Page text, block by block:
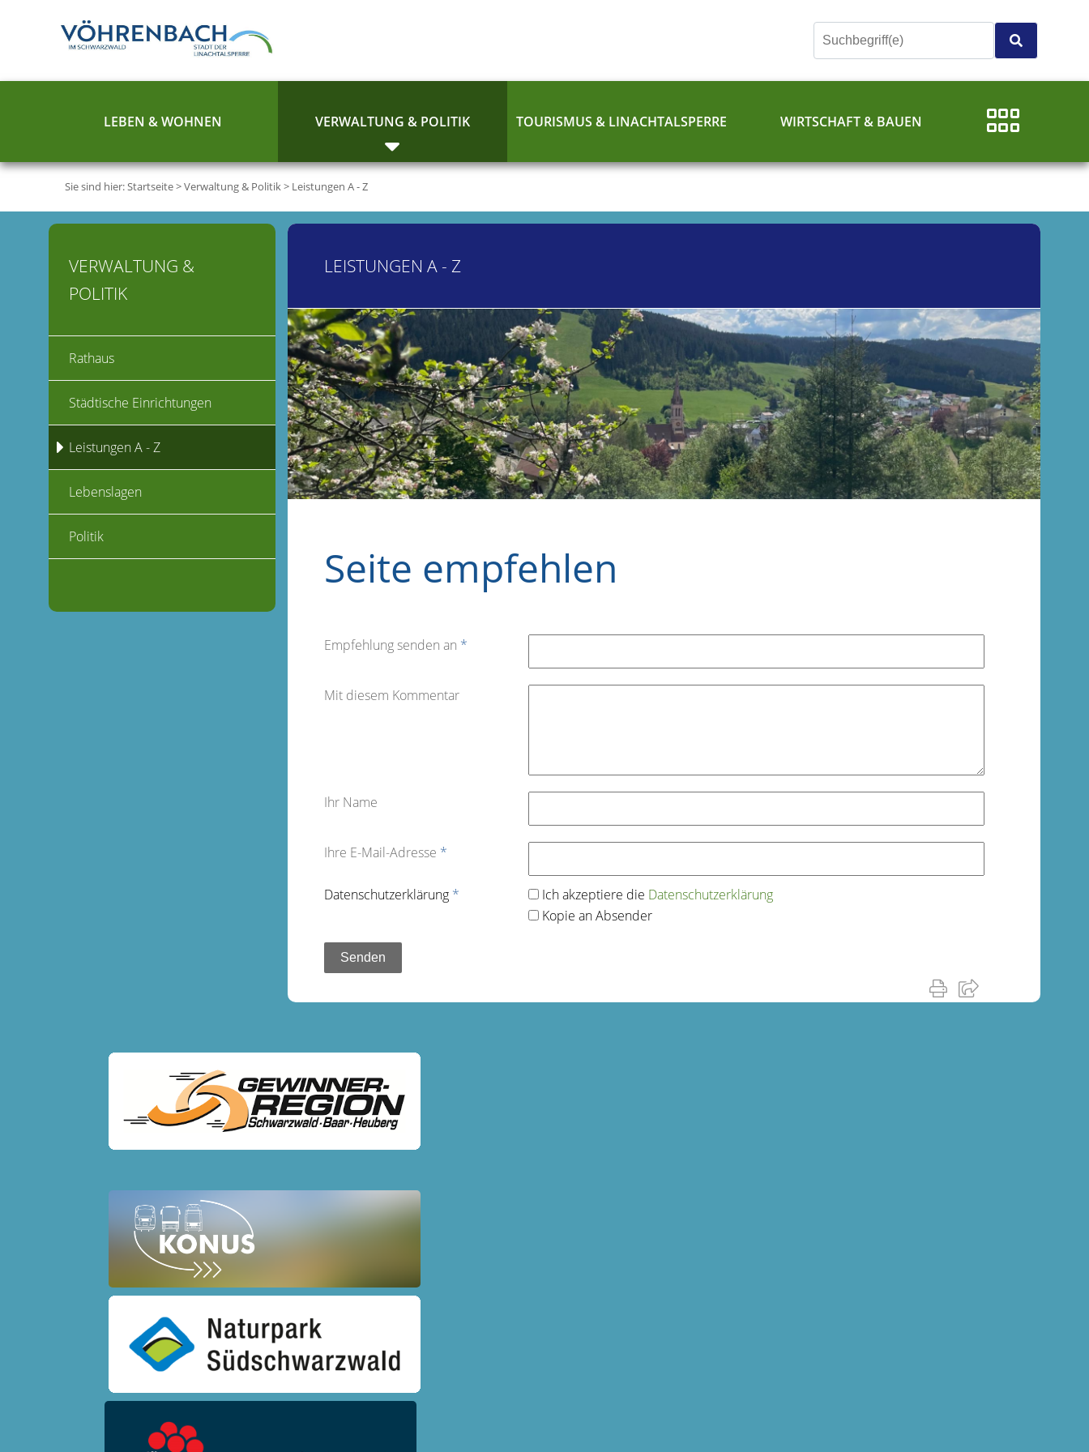
LEBEN & WOHNEN VERWALTUNG & POLITIK TOURISMUS & LINACHTALSPERRE WIRTSCHAFT & BAUEN
Sie sind hier:Startseite>Verwaltung & Politik> Leistungen A - Z
LEISTUNGEN A - Z
Seite empfehlen
Empfehlung senden an *
Mit diesem Kommentar
Ihr Name
Ihre E-Mail-Adresse *
Datenschutz­erklärung * Ich akzeptiere die Datenschutz­erklärung
Kopie an Absender
VERWALTUNG &
POLITIK
Rathaus
Städtische Einrichtungen
Leistungen A - Z
Lebenslagen
Politik